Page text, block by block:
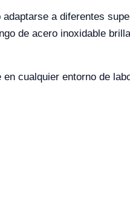
a diferentes
de acero inoxidable
cualquier entorno de